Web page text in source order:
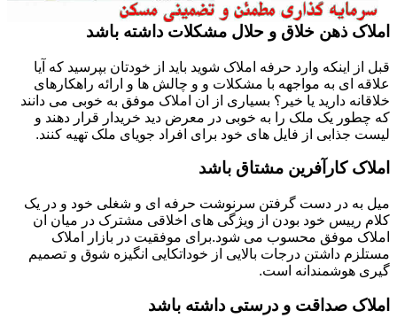
املاک ذهن خلاق و حلال مشکلات داشته باشد
قبل از اینکه وارد حرفه املاک شوید باید از خودتان بپرسید که آیا
علاقه ای به مواجهه با مشکلات و و چالش ها و ارائه راهکارهای
خلاقانه دارید یا خیر؟ بسیاری از ان املاک موفق به خوبی می دانند
که چطور یک ملک را به خوبی در معرض دید خریدار قرار دهند و
لیست جذابی از فایل های خود برای افراد جویای ملک تهیه کنند.
املاک کارآفرین مشتاق باشد
میل به در دست گرفتن سرنوشت حرفه ای و شغلی خود و در یک
کلام رییس خود بودن از ویژگی های اخلاقی مشترک در میان ان
املاک موفق محسوب می شود.برای موفقیت در بازار املاک
مستلزم داشتن درجات بالایی از خوداتکایی انگیزه شوق و تصمیم
گیری هوشمندانه است.
املاک صداقت و درستی داشته باشد